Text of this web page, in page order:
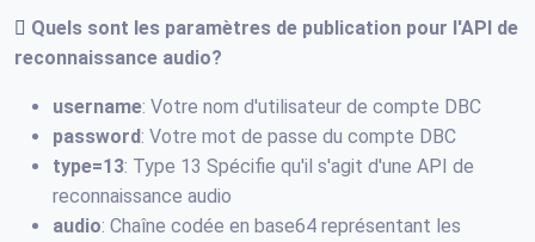
Quels sont les paramètres de publication pour l'API de
reconnaissance audio?
username: Votre nom d'utilisateur de compte DBC
password: Votre mot de passe du compte DBC
type=13: Type 13 Spécifie qu'il s'agit d'une API de
reconnaissance audio
audio: Chaîne codée en base64 représentant les